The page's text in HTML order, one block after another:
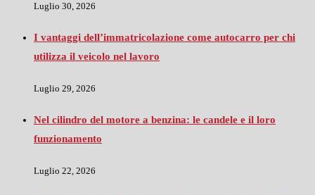
Luglio 30, 2026
I vantaggi dell’immatricolazione come autocarro per chi
utilizza il veicolo nel lavoro
Luglio 29, 2026
Nel cilindro del motore a benzina: le candele e il loro
funzionamento
Luglio 22, 2026